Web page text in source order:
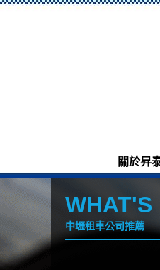
關於昇
WHAT'S
中壢租車公司推薦